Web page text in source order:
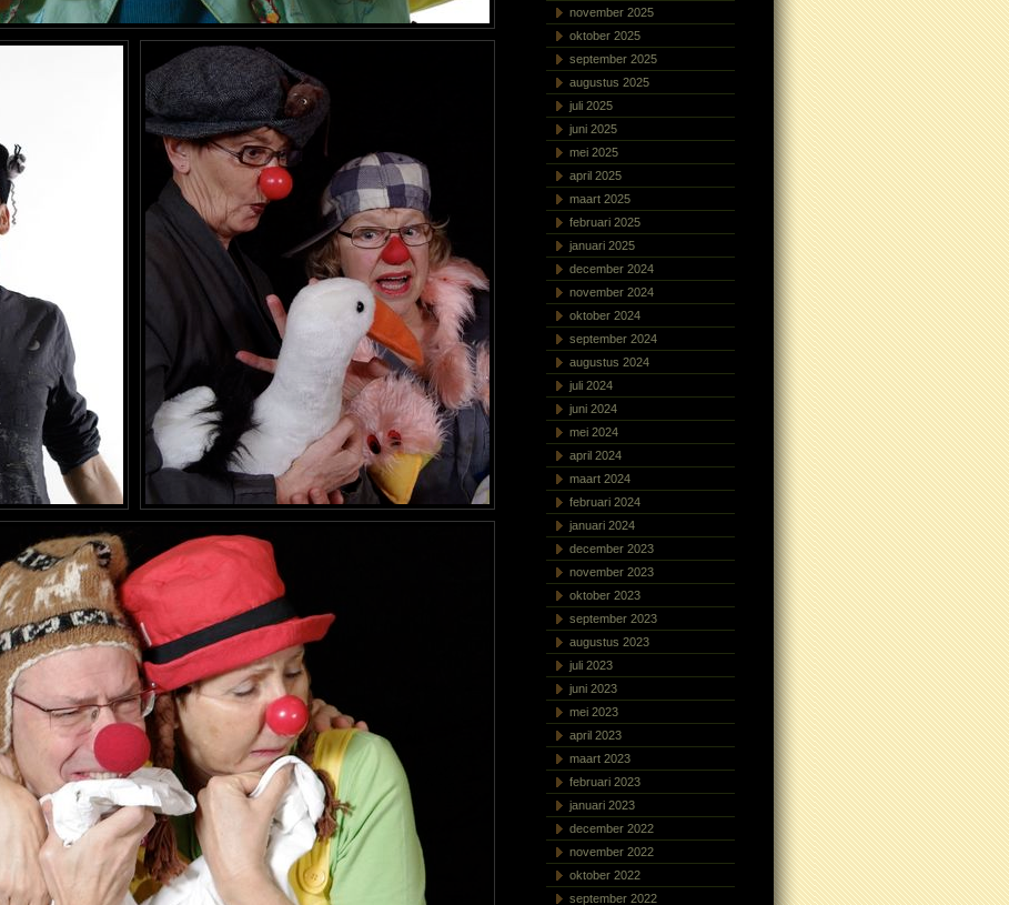
november 2025
oktober 2025
september 2025
augustus 2025
juli 2025
juni 2025
mei 2025
april 2025
maart 2025
februari 2025
januari 2025
december 2024
november 2024
oktober 2024
september 2024
augustus 2024
juli 2024
juni 2024
mei 2024
april 2024
maart 2024
februari 2024
januari 2024
december 2023
november 2023
oktober 2023
september 2023
augustus 2023
juli 2023
juni 2023
mei 2023
april 2023
maart 2023
februari 2023
januari 2023
december 2022
november 2022
oktober 2022
september 2022